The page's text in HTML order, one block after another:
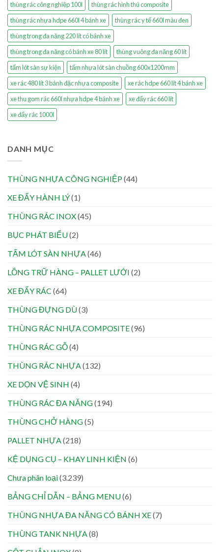
thùng rác công nghiệp 100l
thùng rác hình thú composite
thùng rác nhựa hdpe 660l 4 bánh xe
thùng rác y tế 660l màu đen
thùng trong đa năng 220 lít có bánh xe
thùng trong đa năng có bánh xe 80 lít
thùng vuông đa năng 60 lít
tấm lót sàn sự kiện
tấm nhựa lót sàn chuồng 600x1200mm
xe rác 480 lít 3 bánh đặc nhựa composite
xe rác hdpe 660 lít 4 bánh xe
xe thu gom rác 660l nhựa hdpe 4 bánh xe
xe đẩy rác 660 lít
xe đẩy rác 1000l
DANH MỤC
THÙNG NHỰA CÔNG NGHIỆP(44)
XE ĐẨY HÀNH LÝ(1)
THÙNG RÁC INOX(45)
BỤC PHÁT BIỂU(2)
TẤM LÓT SÀN NHỰA (46)
LỒNG TRỮ HÀNG – PALLET LƯỚI (2)
XE ĐẨY RÁC (64)
THÙNG ĐỰNG DÙ(3)
THÙNG RÁC NHỰA COMPOSITE(96)
THÙNG RÁC GỖ(4)
THÙNG RÁC NHỰA (132)
XE DỌN VỆ SINH (4)
THÙNG RÁC ĐA NĂNG(194)
THÙNG CHỞ HÀNG(5)
PALLET NHỰA (218)
KỆ DỤNG CỤ – KHAY LINH KIỆN (6)
Chưa phân loại(3.239)
BẢNG CHỈ DẪN – BẢNG MENU(6)
THÙNG NHỰA ĐA NĂNG CÓ BÁNH XE(7)
THÙNG TANK NHỰA (8)